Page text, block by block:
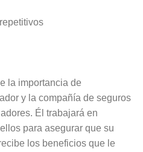
la importancia de
y la compañía de seguros
Él trabajará en
para asegurar que su
los beneficios que le